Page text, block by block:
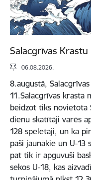
Salacgrīvas
06.08.2026.
8.augustā,
11.Salacgrīvas krasta
beidzot tiks novietota
dienu skatītāji varēs
128 spēlētāji, un kā
paši jaunākie un U-
pat tik ir apguvuši
sekos U-18, kas